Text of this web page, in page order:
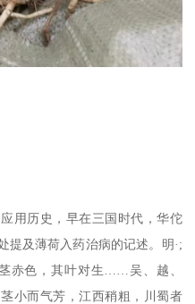
用历史，早在三国时代，华佗
提及薄荷入药治病的记述。明·;
赤色，其叶对生……吴、越、
小而气芳，江西稍粗，川蜀者